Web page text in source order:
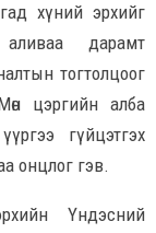
хүний эрхийг
дарамт
тогтолцоог
цэргийн алба
гүйцэтгэх
онцлог гэв.
Үндэсний